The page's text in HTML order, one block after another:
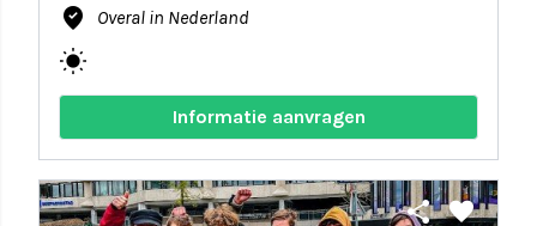
where_to_vote Overal in Nederland
wb_sunny
Informatie aanvragen
share favorite